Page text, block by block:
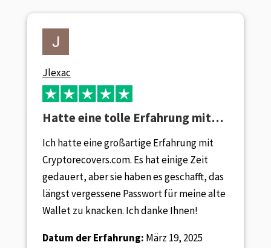
Jlexac
Hatte eine tolle Erfahrung mit…
Ich hatte eine großartige Erfahrung mit
Cryptorecovers.com. Es hat einige Zeit
gedauert, aber sie haben es geschafft, das
längst vergessene Passwort für meine alte
Wallet zu knacken. Ich danke Ihnen!
Datum der Erfahrung: März 19, 2025